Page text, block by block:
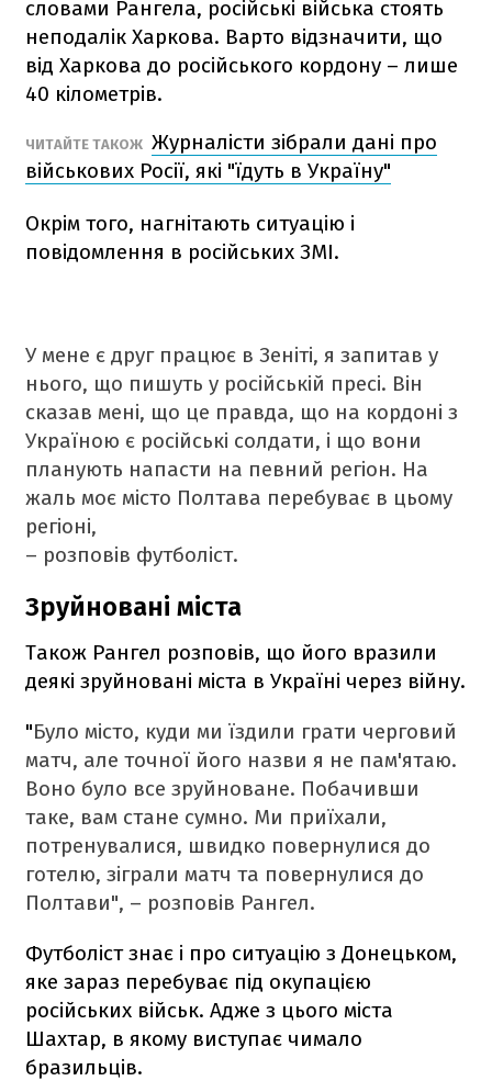
словами Рангела, російські війська стоять
неподалік Харкова. Варто відзначити, що
від Харкова до російського кордону – лише
40 кілометрів.
ЧИТАЙТЕ ТАКОЖ Журналісти зібрали дані про
військових Росії, які "їдуть в Україну"
Окрім того, нагнітають ситуацію і
повідомлення в російських ЗМІ.
У мене є друг працює в Зеніті, я запитав у
нього, що пишуть у російській пресі. Він
сказав мені, що це правда, що на кордоні з
Україною є російські солдати, і що вони
планують напасти на певний регіон. На
жаль моє місто Полтава перебуває в цьому
регіоні,
– розповів футболіст.
Зруйновані міста
Також Рангел розповів, що його вразили
деякі зруйновані міста в Україні через війну.
"Було місто, куди ми їздили грати черговий
матч, але точної його назви я не пам'ятаю.
Воно було все зруйноване. Побачивши
таке, вам стане сумно. Ми приїхали,
потренувалися, швидко повернулися до
готелю, зіграли матч та повернулися до
Полтави", – розповів Рангел.
Футболіст знає і про ситуацію з Донецьком,
яке зараз перебуває під окупацією
російських військ. Адже з цього міста
Шахтар, в якому виступає чимало
бразильців.